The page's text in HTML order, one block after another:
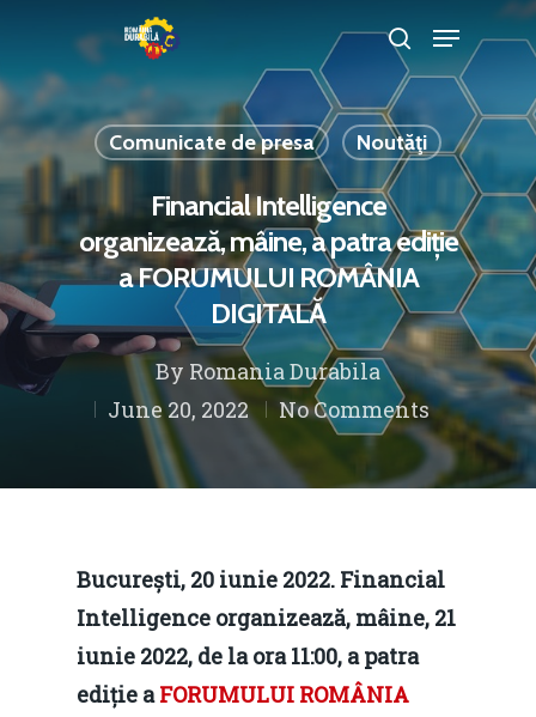
Hit enter to search or ESC to close
Comunicate de presa Noutăţi
Financial Intelligence
organizează, mâine, a patra ediție
a FORUMULUI ROMÂNIA
DIGITALĂ
By Romania Durabila
June 20, 2022
No Comments
București, 20 iunie 2022. Financial
Intelligence organizează, mâine, 21
iunie 2022, de la ora 11:00, a patra
ediție aFORUMULUI ROMÂNIA